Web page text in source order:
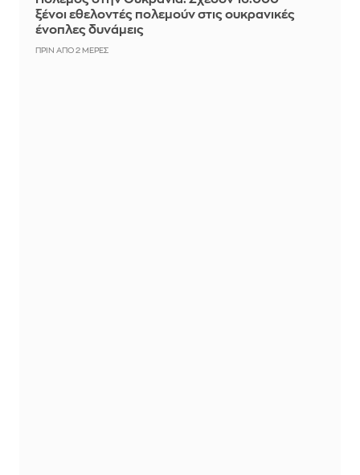
ξένοι εθελοντές πολεμούν στις ουκρανικές
ένοπλες δυνάμεις
ΠΡΙΝ ΑΠΌ 2 ΜΈΡΕΣ